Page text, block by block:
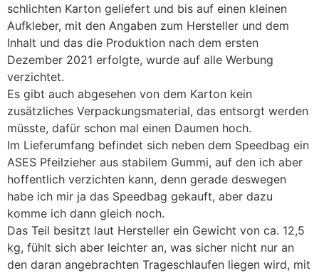
schlichten Karton geliefert und bis auf einen kleinen
Aufkleber, mit den Angaben zum Hersteller und dem
Inhalt und das die Produktion nach dem ersten
Dezember 2021 erfolgte, wurde auf alle Werbung
verzichtet.
Es gibt auch abgesehen von dem Karton kein
zusätzliches Verpackungsmaterial, das entsorgt werden
müsste, dafür schon mal einen Daumen hoch.
Im Lieferumfang befindet sich neben dem Speedbag ein
ASES Pfeilzieher aus stabilem Gummi, auf den ich aber
hoffentlich verzichten kann, denn gerade deswegen
habe ich mir ja das Speedbag gekauft, aber dazu
komme ich dann gleich noch.
Das Teil besitzt laut Hersteller ein Gewicht von ca. 12,5
kg, fühlt sich aber leichter an, was sicher nicht nur an
den daran angebrachten Trageschlaufen liegen wird, mit